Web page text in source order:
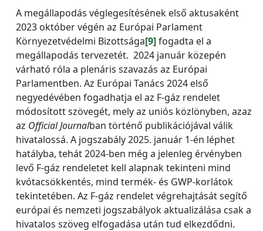
A megállapodás véglegesítésének első aktusaként
2023 október végén az Európai Parlament
Környezetvédelmi Bizottsága[9]fogadta el a
megállapodás tervezetét. 2024 január közepén
várható róla a plenáris szavazás az Európai
Parlamentben. Az Európai Tanács 2024 első
negyedévében fogadhatja el az F-gáz rendelet
módosított szövegét, mely az uniós közlönyben, azaz
az Official Journalban történő publikációjával válik
hivatalossá. A jogszabály 2025. január 1-én léphet
hatályba, tehát 2024-ben még a jelenleg érvényben
levő F-gáz rendeletet kell alapnak tekinteni mind
kvótacsökkentés, mind termék- és GWP-korlátok
tekintetében. Az F-gáz rendelet végrehajtását segítő
európai és nemzeti jogszabályok aktualizálása csak a
hivatalos szöveg elfogadása után tud elkezdődni.